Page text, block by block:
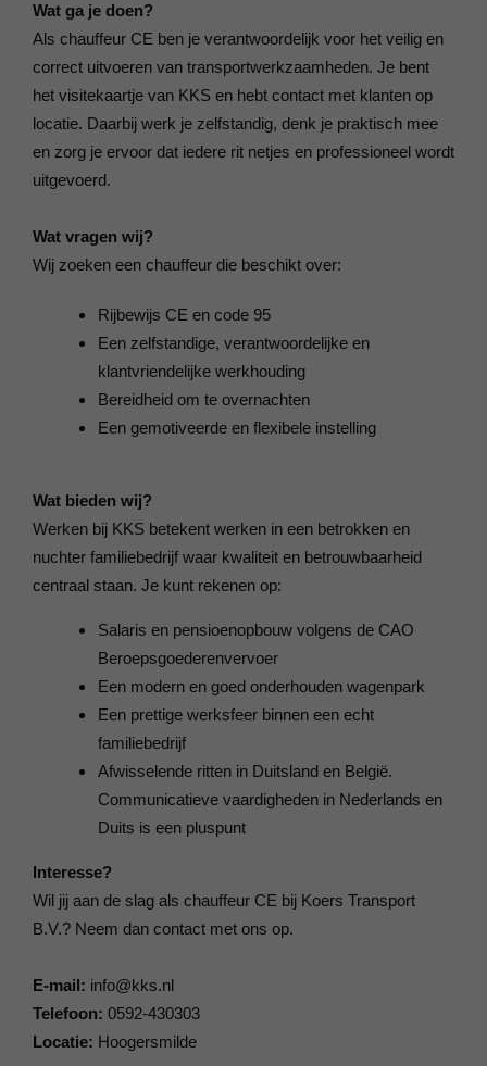
Wat ga je doen?
Als chauffeur CE ben je verantwoordelijk voor het veilig en
correct uitvoeren van transportwerkzaamheden. Je bent
het visitekaartje van KKS en hebt contact met klanten op
locatie. Daarbij werk je zelfstandig, denk je praktisch mee
en zorg je ervoor dat iedere rit netjes en professioneel wordt
uitgevoerd.
Wat vragen wij?
Wij zoeken een chauffeur die beschikt over:
Rijbewijs CE en code 95
Een zelfstandige, verantwoordelijke en
klantvriendelijke werkhouding
Bereidheid om te overnachten
Een gemotiveerde en flexibele instelling
Wat bieden wij?
Werken bij KKS betekent werken in een betrokken en
nuchter familiebedrijf waar kwaliteit en betrouwbaarheid
centraal staan. Je kunt rekenen op:
Salaris en pensioenopbouw volgens de CAO
Beroepsgoederenvervoer
Een modern en goed onderhouden wagenpark
Een prettige werksfeer binnen een echt
familiebedrijf
Afwisselende ritten in Duitsland en België.
Communicatieve vaardigheden in Nederlands en
Duits is een pluspunt
Interesse?
Wil jij aan de slag als chauffeur CE bij Koers Transport
B.V.? Neem dan contact met ons op.
E-mail: info@kks.nl
Telefoon: 0592-430303
Locatie: Hoogersmilde